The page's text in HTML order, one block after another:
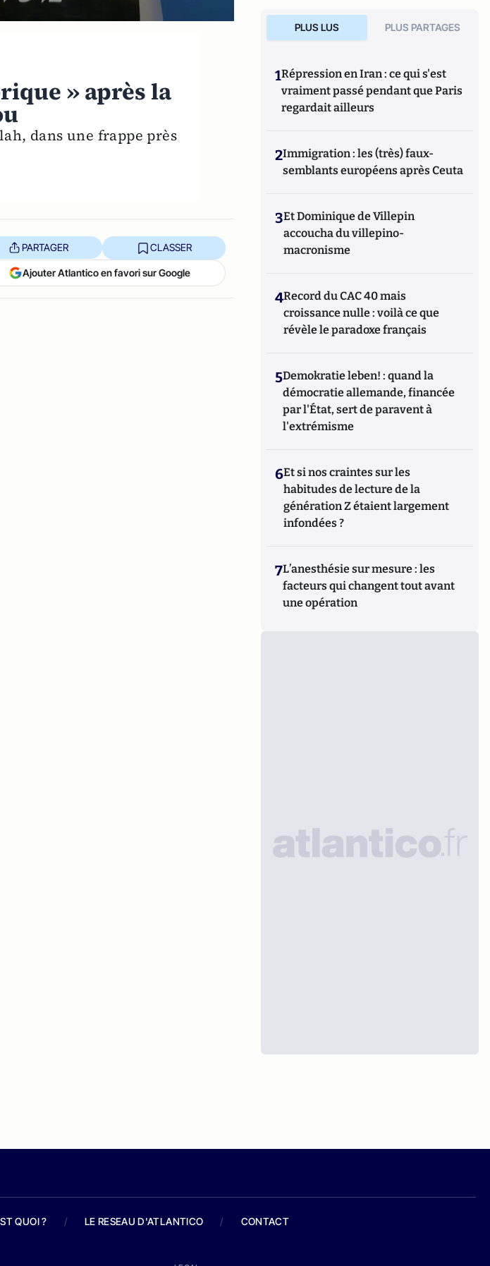
» après la
dans une frappe près
PARTAGER CLASSER
Ajouter Atlantico en favori sur Google
PLUS LUS PLUS PARTAGES
1Répression en Iran : ce qui s'est
vraiment passé pendant que Paris
regardait ailleurs
2Immigration : les (très) faux-
semblants européens après Ceuta
3Et Dominique de Villepin
accoucha du villepino-
macronisme
4Record du CAC 40 mais
croissance nulle : voilà ce que
révèle le paradoxe français
5Demokratie leben! : quand la
démocratie allemande, financée
par l'État, sert de paravent à
l'extrémisme
6Et si nos craintes sur les
habitudes de lecture de la
génération Z étaient largement
infondées ?
7L’anesthésie sur mesure : les
facteurs qui changent tout avant
une opération
QUOI ? / LE RESEAU D'ATLANTICO / CONTACT